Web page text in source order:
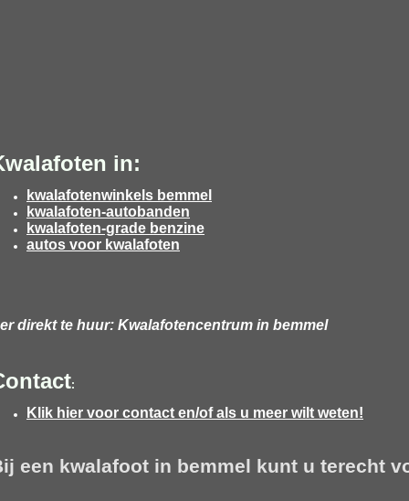
in:
kwalafotenwinkels bemmel
kwalafoten-autobanden
kwalafoten-grade benzine
autos voor kwalafoten
direkt te huur: Kwalafotencentrum in bemmel
:
Klik hier voor contact en/of als u meer wilt weten!
een kwalafoot in bemmel kunt u terecht